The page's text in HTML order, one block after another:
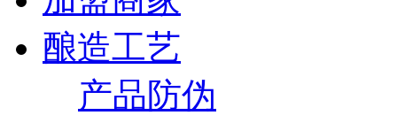
酿造工艺
产品防伪